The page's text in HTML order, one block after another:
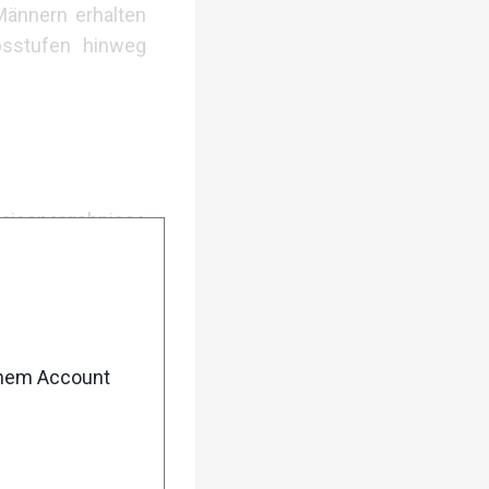
erhalten
hinweg
zusätzliche
für
auf der
ein einzelnes
Account